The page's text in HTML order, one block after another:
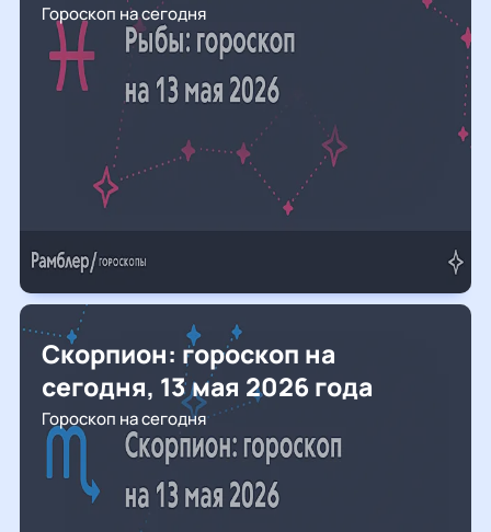
Гороскоп на сегодня
Скорпион: гороскоп на
сегодня, 13 мая 2026 года
Гороскоп на сегодня